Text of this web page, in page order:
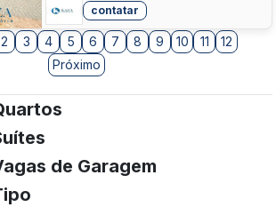
contatar
2 3 4 5 6 7 8 9 10 11
12
Próximo
de Garagem